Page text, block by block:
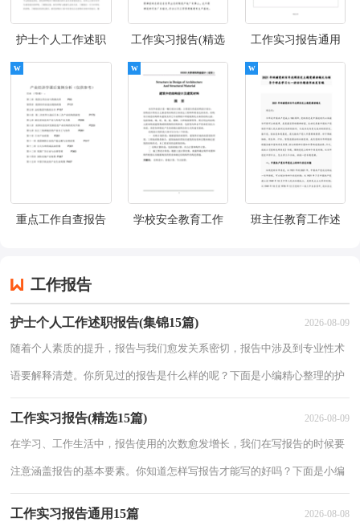
护士个人工作述职
报告(集锦15篇)
工作实习报告(精选
15篇)
工作实习报告通用
15篇
重点工作自查报告
学校安全教育工作
班主任教育工作述
工作报告
护士个人工作述职报告(集锦15篇) 2026-08-09
随着个人素质的提升，报告与我们愈发关系密切，报告中涉及到专业性术
语要解释清楚。你所见过的报告是什么样的呢？下面是小编精心整理的护
工作实习报告(精选15篇) 2026-08-09
在学习、工作生活中，报告使用的次数愈发增长，我们在写报告的时候要
注意涵盖报告的基本要素。你知道怎样写报告才能写的好吗？下面是小编
工作实习报告通用15篇 2026-08-08